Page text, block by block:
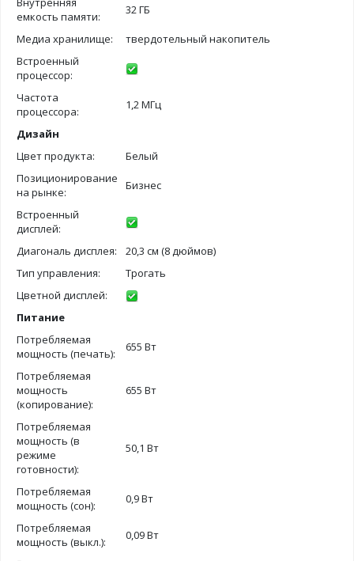
емкость памяти:
32 ГБ
Медиа хранилище:
твердотельный накопитель
Встроенный
процессор:
Частота
процессора:
1,2 МГц
Дизайн
Цвет продукта:
Белый
Позиционирование
на рынке:
Бизнес
Встроенный
дисплей:
Диагональ дисплея:
20,3 см (8 дюймов)
Тип управления:
Трогать
Цветной дисплей:
Питание
Потребляемая
мощность (печать):
655 Вт
Потребляемая
мощность
(копирование):
655 Вт
Потребляемая
мощность (в
режиме
готовности):
50,1 Вт
Потребляемая
мощность (сон):
0,9 Вт
Потребляемая
мощность (выкл.):
0,09 Вт